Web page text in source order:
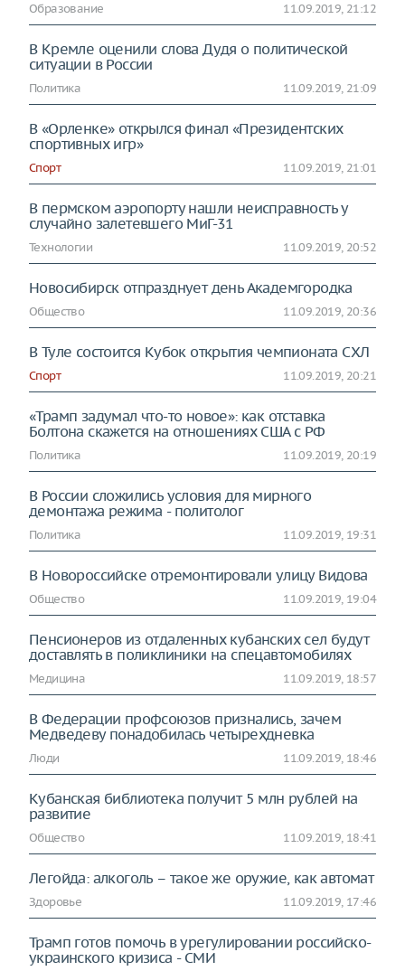
Образование 11.09.2019, 21:12
В Кремле оценили слова Дудя о политической
ситуации в России
Политика 11.09.2019, 21:09
В «Орленке» открылся финал «Президентских
спортивных игр»
Спорт 11.09.2019, 21:01
В пермском аэропорту нашли неисправность у
случайно залетевшего МиГ-31
Технологии 11.09.2019, 20:52
Новосибирск отпразднует день Академгородка
Общество 11.09.2019, 20:36
В Туле состоится Кубок открытия чемпионата СХЛ
Спорт 11.09.2019, 20:21
«Трамп задумал что-то новое»: как отставка
Болтона скажется на отношениях США с РФ
Политика 11.09.2019, 20:19
В России сложились условия для мирного
демонтажа режима - политолог
Политика 11.09.2019, 19:31
В Новороссийске отремонтировали улицу Видова
Общество 11.09.2019, 19:04
Пенсионеров из отдаленных кубанских сел будут
доставлять в поликлиники на спецавтомобилях
Медицина 11.09.2019, 18:57
В Федерации профсоюзов признались, зачем
Медведеву понадобилась четырехдневка
Люди 11.09.2019, 18:46
Кубанская библиотека получит 5 млн рублей на
развитие
Общество 11.09.2019, 18:41
Легойда: алкоголь – такое же оружие, как автомат
Здоровье 11.09.2019, 17:46
Трамп готов помочь в урегулировании российско-
украинского кризиса - СМИ